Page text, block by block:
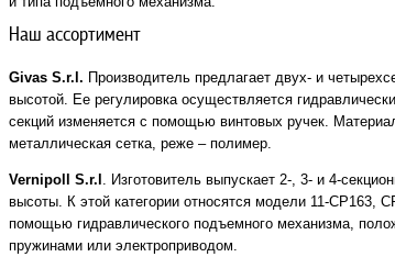
Наш ассортимент
Givas S.r.l. Производитель предлагает двух- и
высотой. Ее регулировка осуществляется
секций изменяется с помощью винтовых ручек.
металлическая сетка, реже – полимер.
Vernipoll S.r.l . Изготовитель выпускает 2-, 3- и 4-
высоты. К этой категории относятся модели 11-СР163,
помощью гидравлического подъемного механизма,
пружинами или электроприводом.